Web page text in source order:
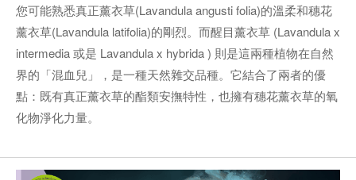
您可能熟悉真正薰衣草(Lavandula angusti folia)的溫柔和穗花
薰衣草(Lavandula latifolia)的剛烈。而醒目薰衣草 (Lavandula x
intermedia 或是 Lavandula x hybrida ) 則是這兩種植物在自然
界的「混血兒」，是一種天然雜交品種。它結合了兩者的優
點：既有真正薰衣草的酯類安撫特性，也擁有穗花薰衣草的氧
化物淨化力量。